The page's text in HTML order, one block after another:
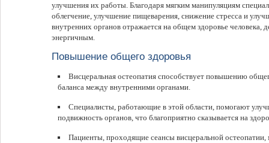
улучшения их работы. Благодаря мягким манипуляциям
облегчение, улучшение пищеварения, снижение стресса и
внутренних органов отражается на общем здоровье человека,
энергичным.
Повышение общего здоровья
Висцеральная остеопатия способствует повышению
баланса между внутренними органами.
Специалисты, работающие в этой области, помогают
подвижность органов, что благоприятно сказывается на
Пациенты, проходящие сеансы висцеральной